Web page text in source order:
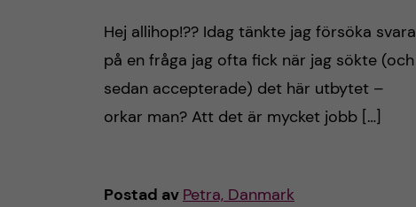
Hej allihop!?? Idag tänkte jag försöka svara
på en fråga jag ofta fick när jag sökte (och
sedan accepterade) det här utbytet –
orkar man? Att det är mycket jobb […]
Postad av Petra, Danmark